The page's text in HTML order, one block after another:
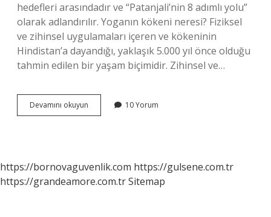
hedefleri arasındadır ve “Patanjali’nin 8 adımlı yolu”
olarak adlandırılır. Yoganın kökeni neresi? Fiziksel
ve zihinsel uygulamaları içeren ve kökeninin
Hindistan’a dayandığı, yaklaşık 5.000 yıl önce olduğu
tahmin edilen bir yaşam biçimidir. Zihinsel ve…
Devamını okuyun
Yogi
10 Yorum
https://bornovaguvenlik.com https://gulsene.com.tr
https://grandeamore.com.trSitemap